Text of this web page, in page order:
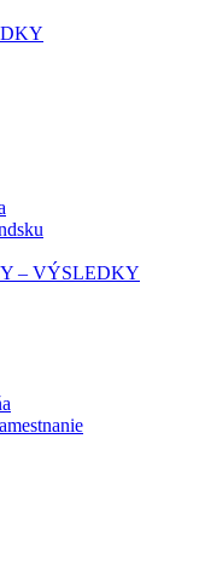
– VÝSLEDKY